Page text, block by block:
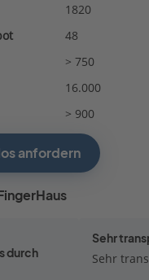
1820
48
> 750
16.000
> 900
anfordern
durch
Sehr
Sehr